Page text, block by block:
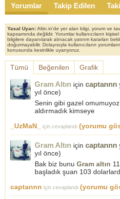
Yorumlar Takip Edilen
Yasal Uyarı:Altin.in'de yer alan bilgi, yorum ve
kapsamında değildir. Yorumlar kullanıcıların
bilgilere dayanılarak alınacak yatırım kararları
doğurmayabilir. Dolayısıyla kullanıcıların
konusunda kesinlikle uyarıyoruz.
Tümü Beğenilen Grafik
Gram Altın için captannn
yıl önce)
Senin gibi gazel
aldırmadık kimseye
_UzMaN_
için cevaplandı (yorumu
Gram Altın için captannn
yıl önce)
Bak biz bunu Gram altın
başladık şuan 103
captannn için cevaplandı (yorumu